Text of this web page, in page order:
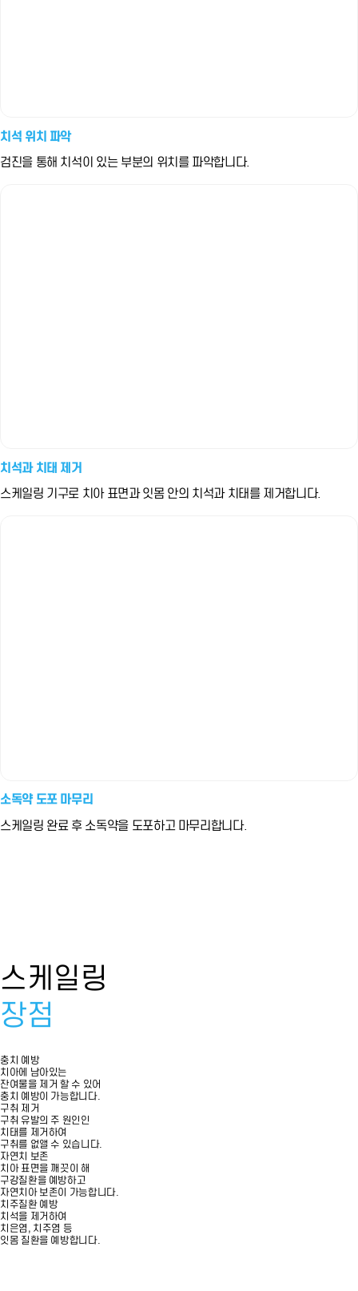
치석 위치 파악
검진을 통해 치석이 있는 부분의 위치를 파악합니다.
치석과 치태 제거
스케일링 기구로 치아 표면과 잇몸 안의 치석과 치태를 제거합니다.
소독약 도포 마무리
스케일링 완료 후 소독약을 도포하고 마무리합니다.
스케일링
장점
충치 예방
치아에 남아있는
잔여물을 제거 할 수 있어
충치 예방이 가능합니다.
구취 제거
구취 유발의 주 원인인
치태를 제거하여
구취를 없앨 수 있습니다.
자연치 보존
치아 표면을 깨끗이 해
구강질환을 예방하고
자연치아 보존이 가능합니다.
치주질환 예방
치석을 제거하여
치은염, 치주염 등
잇몸 질환을 예방합니다.